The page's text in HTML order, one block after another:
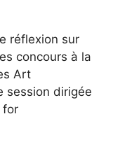
réflexion sur
concours à la
Art
session dirigée
for